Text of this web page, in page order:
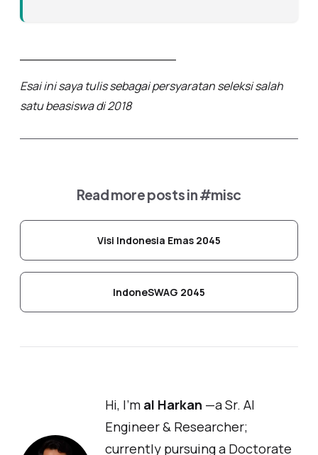
Esai ini saya tulis sebagai persyaratan seleksi salah
satu beasiswa di 2018
Read more posts in#misc
Visi Indonesia Emas 2045
IndoneSWAG 2045
Hi, I'm al Harkan —a Sr. AI
Engineer & Researcher;
currently pursuing a Doctorate